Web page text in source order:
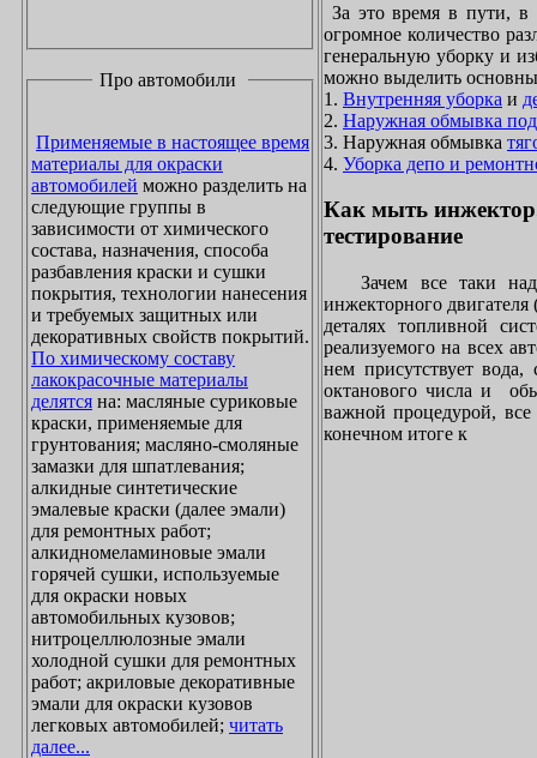
Про автомобили
Применяемые в настоящее время
материалы для окраски
автомобилей можно разделить на
следующие группы в
зависимости от химического
состава, назначения, способа
разбавления краски и сушки
покрытия, технологии нанесения
и требуемых защитных или
декоративных свойств покрытий.
По химическому составу
лакокрасочные материалы
делятся на: масляные суриковые
краски, применяемые для
грунтования; масляно-смоляные
замазки для шпатлевания;
алкидные синтетические
эмалевые краски (далее эмали)
для ремонтных работ;
алкидномеламиновые эмали
горячей сушки, используемые
для окраски новых
автомобильных кузовов;
нитроцеллюлозные эмали
холодной сушки для ремонтных
работ; акриловые декоративные
эмали для окраски кузовов
легковых автомобилей; читать
далее...
За это время в пути,
огромное количество
генеральную уборку и
можно выделить
1. Внутренняя уборка и
2. Наружная обмывка
3. Наружная обмывка
4. Уборка депо и
Как мыть
тестирование
Зачем все таки
инжекторного
деталях топливной
реализуемого на всех
нем присутствует
октанового числа и
важной процедурой, все
конечном итоге к